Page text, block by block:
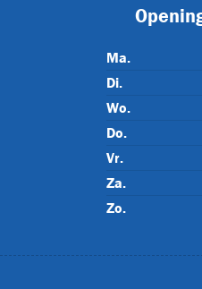
Ma.
Di.
Wo.
Do.
Vr.
Za.
Zo.